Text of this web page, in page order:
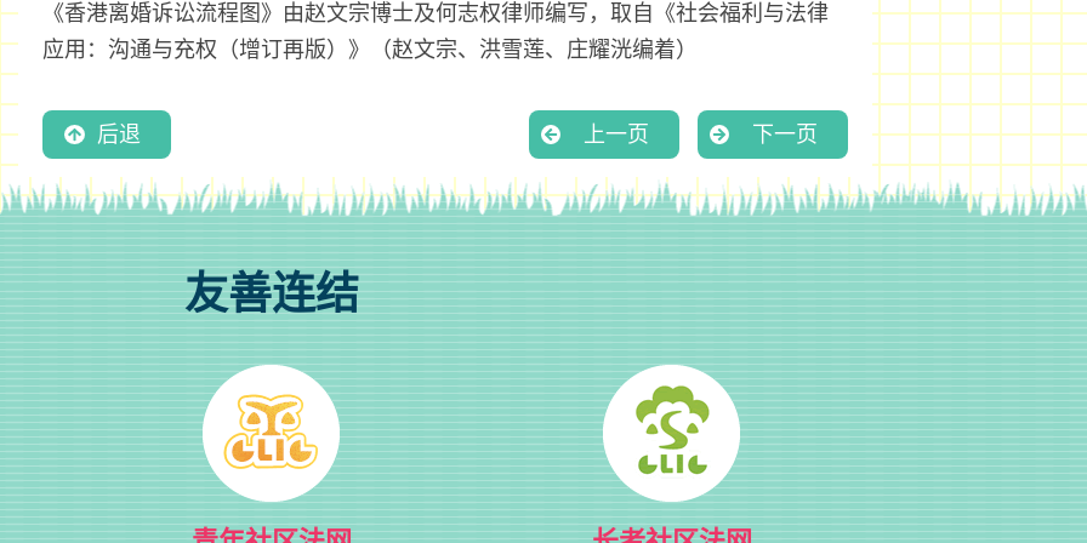
《香港离婚诉讼流程图》由赵文宗博士及何志权律师编写，取自《社会福利与法律
应用：沟通与充权（增订再版）》（赵文宗、洪雪莲、庄耀洸编着）
后退 上一页 下一页
友善连结